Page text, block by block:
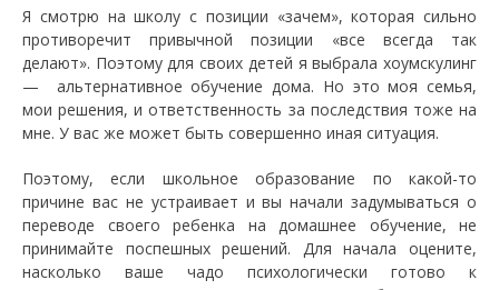
Я смотрю на школу с позиции «зачем», которая сильно
противоречит привычной позиции «все всегда так
делают». Поэтому для своих детей я выбрала хоумскулинг
— альтернативное обучение дома. Но это моя семья,
мои решения, и ответственность за последствия тоже на
мне. У вас же может быть совершенно иная ситуация.
Поэтому, если школьное образование по какой-то
причине вас не устраивает и вы начали задумываться о
переводе своего ребенка на домашнее обучение, не
принимайте поспешных решений. Для начала оцените,
насколько ваше чадо психологически готово к